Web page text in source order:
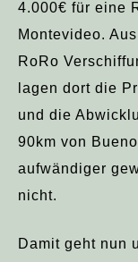
4.000€ für eine
Montevideo.
RoRo
lagen dort die
und die
90km von
aufwändiger
nicht.
Damit geht nun